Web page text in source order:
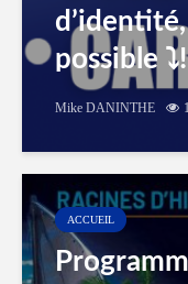
possible ⤵️!
Mike DANINTHE
ACCUEIL